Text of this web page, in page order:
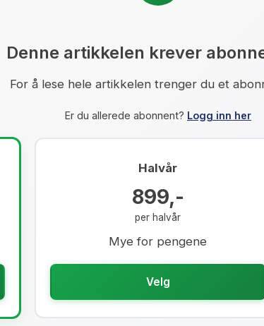
Denne artikkelen krever
For å lese hele artikkelen trenger du et
Er du allerede abonnent? Logg inn her
Halvår
899,-
per halvår
Mye for pengene
Velg